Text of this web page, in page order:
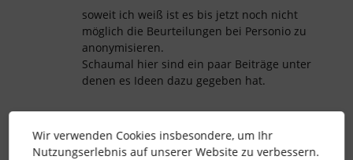
soweit ich weiß ist es bis jetzt noch nicht
möglich die Beurteilungen bei Personio zu
anonymisieren.
Schaumal hier sind ein paar Beiträge unter
denen es Ideen dazu gegeben hat.
Konnte ich dir damit helfen?
Wir verwenden Cookies insbesondere, um Ihr
Nutzungserlebnis auf unserer Website zu verbessern.